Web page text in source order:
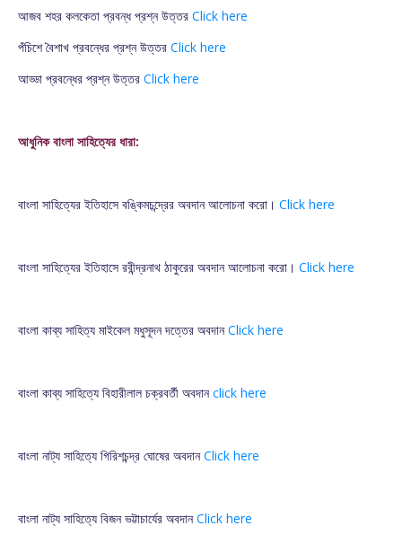
আজব শহর কলকেতা প্রবন্ধ প্রশ্ন উত্তর Click here
পঁচিশে বৈশাখ প্রবন্ধের প্রশ্ন উত্তর Click here
আড্ডা প্রবন্ধের প্রশ্ন উত্তর Click here
আধুনিক বাংলা সাহিত্যের ধারা:
বাংলা সাহিত্যের ইতিহাসে বঙ্কিমচন্দ্রের অবদান আলোচনা করো। Click here
বাংলা সাহিত্যের ইতিহাসে রবীন্দ্রনাথ ঠাকুরের অবদান আলোচনা করো। Click here
বাংলা কাব্য সাহিত্য মাইকেল মধুসূদন দত্তের অবদানClick here
বাংলা কাব্য সাহিত্যে বিহারীলাল চক্রবর্তী অবদানclick here
বাংলা নাট্য সাহিত্যে গিরিশচন্দ্র ঘোষের অবদানClick here
বাংলা নাট্য সাহিত্যে বিজন ভট্টাচার্যের অবদানClick here